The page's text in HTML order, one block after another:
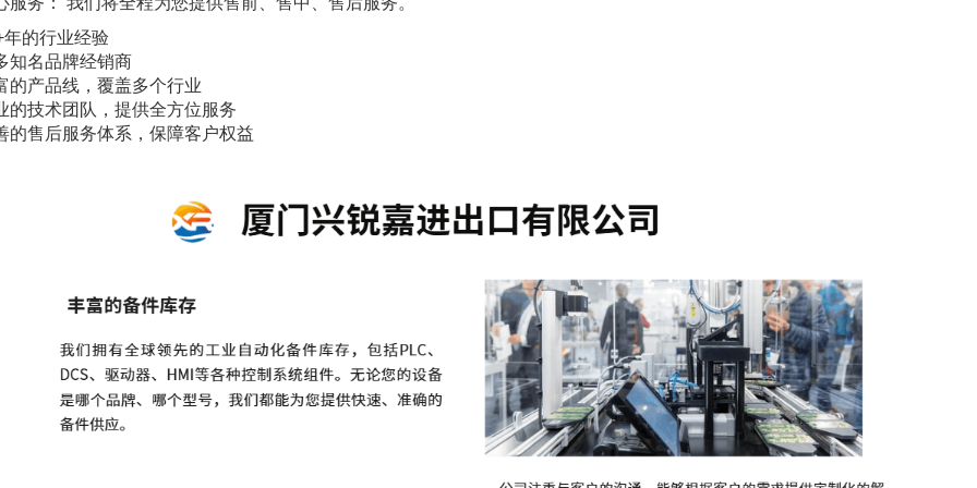
年的行业经验
知名品牌经销商
的产品线，覆盖多个行业
的技术团队，提供全方位服务
的售后服务体系，保障客户权益